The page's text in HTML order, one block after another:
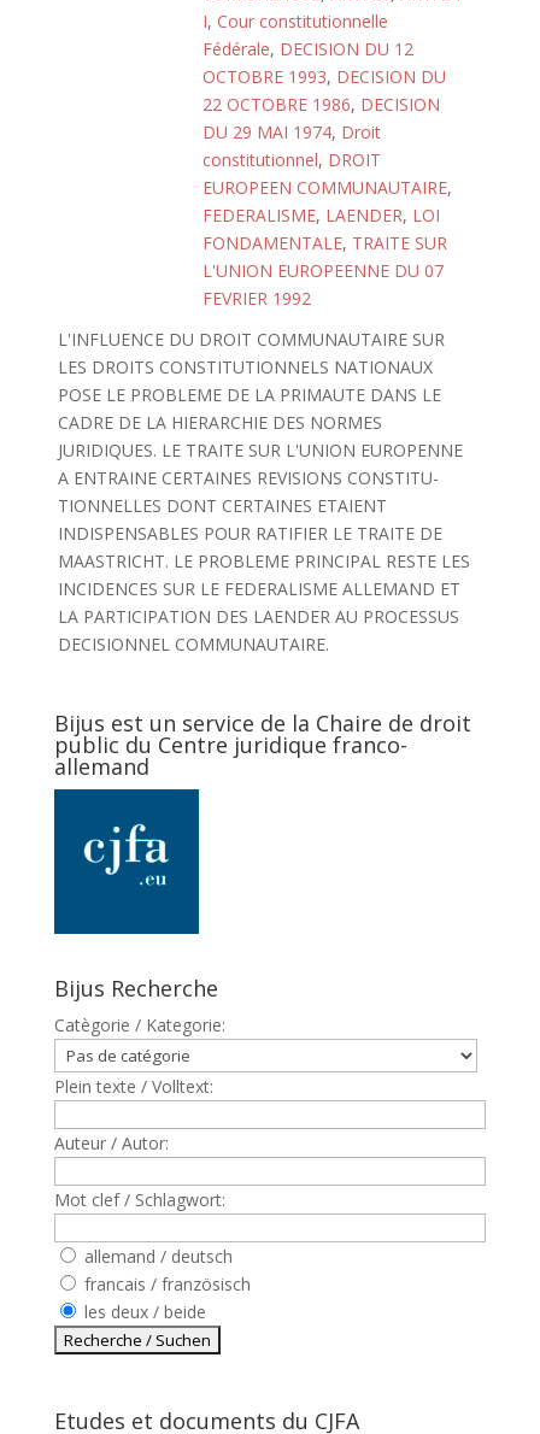
I, Cour constitutionnelle
Fédérale, DECISION DU 12
OCTOBRE 1993, DECISION DU
22 OCTOBRE 1986, DECISION
DU 29 MAI 1974, Droit
constitutionnel, DROIT
EUROPEEN COMMUNAUTAIRE,
FEDERALISME, LAENDER, LOI
FONDAMENTALE, TRAITE SUR
L'UNION EUROPEENNE DU 07
FEVRIER 1992
L'INFLUENCE DU DROIT COMMUNAUTAIRE SUR
LES DROITS CONSTITUTIONNELS NATIONAUX
POSE LE PROBLEME DE LA PRIMAUTE DANS LE
CADRE DE LA HIERARCHIE DES NORMES
JURIDIQUES. LE TRAITE SUR L'UNION EUROPENNE
A ENTRAINE CERTAINES REVISIONS CONSTITU-
TIONNELLES DONT CERTAINES ETAIENT
INDISPENSABLES POUR RATIFIER LE TRAITE DE
MAASTRICHT. LE PROBLEME PRINCIPAL RESTE LES
INCIDENCES SUR LE FEDERALISME ALLEMAND ET
LA PARTICIPATION DES LAENDER AU PROCESSUS
DECISIONNEL COMMUNAUTAIRE.
Bijus est un service de la Chaire de droit
public du Centre juridique franco-
allemand
Bijus Recherche
Catègorie / Kategorie:
Plein texte / Volltext:
Auteur / Autor:
Mot clef / Schlagwort:
allemand / deutsch
francais / französisch
les deux / beide
Etudes et documents du CJFA